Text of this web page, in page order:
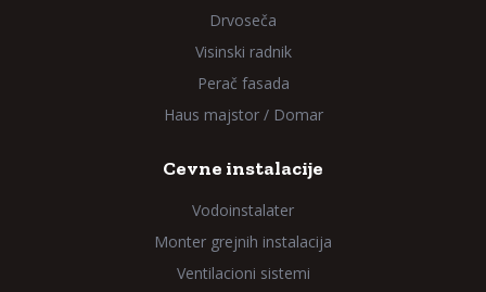
Drvoseča
Visinski radnik
Perač fasada
Haus majstor / Domar
Cevne instalacije
Vodoinstalater
Monter grejnih instalacija
Ventilacioni sistemi